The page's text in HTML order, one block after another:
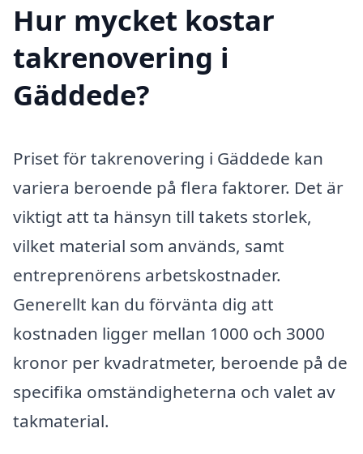
Hur mycket kostar
takrenovering i
Gäddede?
Priset för takrenovering i Gäddede kan
variera beroende på flera faktorer. Det är
viktigt att ta hänsyn till takets storlek,
vilket material som används, samt
entreprenörens arbetskostnader.
Generellt kan du förvänta dig att
kostnaden ligger mellan 1000 och 3000
kronor per kvadratmeter, beroende på de
specifika omständigheterna och valet av
takmaterial.